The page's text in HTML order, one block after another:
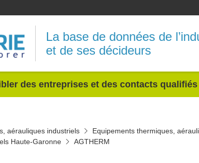
La base de données de
et de ses décideurs
des entreprises et des contacts
aérauliques industriels
Equipements thermiques,
Haute-Garonne
AGTHERM